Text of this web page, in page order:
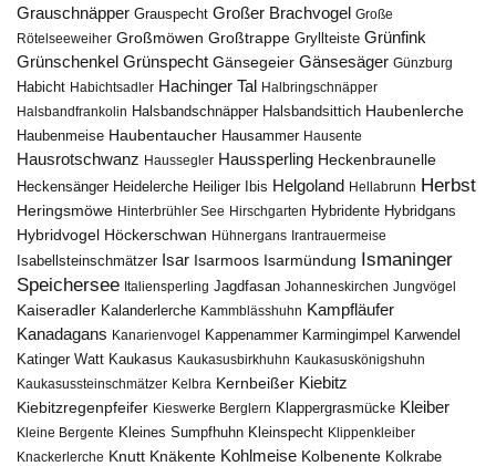
Grauschnäpper Grauspecht Großer Brachvogel Große
Rötelseeweiher Großmöwen Großtrappe Gryllteiste Grünfink
Grünschenkel Grünspecht Gänsegeier Gänsesäger Günzburg
Habicht Habichtsadler Hachinger Tal Halbringschnäpper
Halsbandfrankolin Halsbandschnäpper Halsbandsittich Haubenlerche
Haubenmeise Haubentaucher Hausammer Hausente
Hausrotschwanz Haussegler Haussperling Heckenbraunelle
Heckensänger Heidelerche Heiliger Ibis Helgoland Hellabrunn Herbst
Heringsmöwe Hinterbrühler See Hirschgarten Hybridente Hybridgans
Hybridvogel Höckerschwan Hühnergans Irantrauermeise
Isabellsteinschmätzer Isar Isarmoos Isarmündung Ismaninger
Speichersee Italiensperling Jagdfasan Johanneskirchen Jungvögel
Kaiseradler Kalanderlerche Kammblässhuhn Kampfläufer
Kanadagans Kanarienvogel Kappenammer Karmingimpel Karwendel
Katinger Watt Kaukasus Kaukasusbirkhuhn Kaukasuskönigshuhn
Kaukasussteinschmätzer Kelbra Kernbeißer Kiebitz
Kiebitzregenpfeifer Kieswerke Berglern Klappergrasmücke Kleiber
Kleine Bergente Kleines Sumpfhuhn Kleinspecht Klippenkleiber
Knackerlerche Knutt Knäkente Kohlmeise Kolbenente Kolkrabe